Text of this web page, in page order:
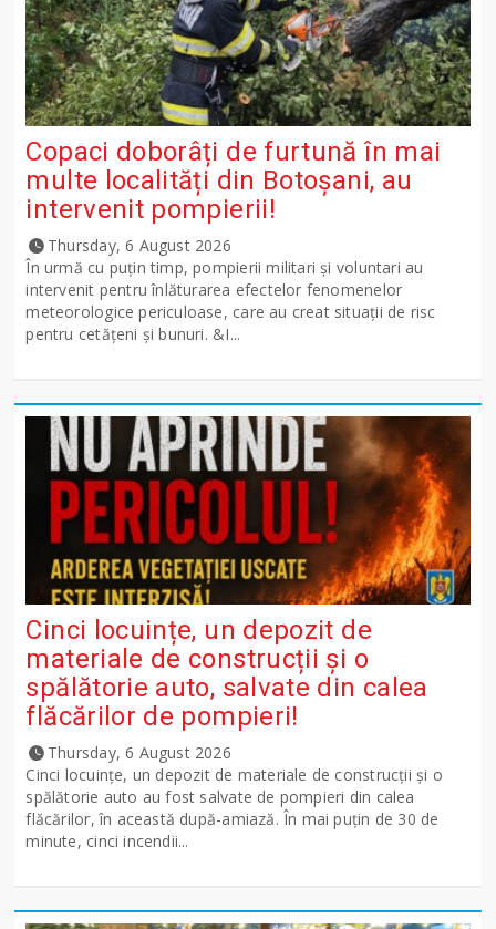
Copaci doborâți de furtună în mai
multe localități din Botoșani, au
intervenit pompierii!
Thursday, 6 August 2026
În urmă cu puțin timp, pompierii militari și voluntari au
intervenit pentru înlăturarea efectelor fenomenelor
meteorologice periculoase, care au creat situații de risc
pentru cetățeni și bunuri. &I...
Cinci locuințe, un depozit de
materiale de construcții și o
spălătorie auto, salvate din calea
flăcărilor de pompieri!
Thursday, 6 August 2026
Cinci locuințe, un depozit de materiale de construcții și o
spălătorie auto au fost salvate de pompieri din calea
flăcărilor, în această după-amiază. În mai puțin de 30 de
minute, cinci incendii...